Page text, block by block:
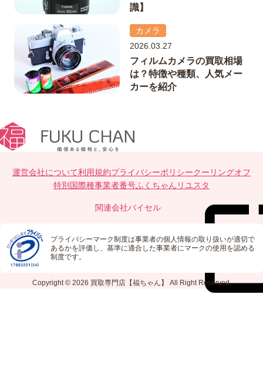
識】
カメラ
2026.03.27
フィルムカメラの買取相場
は？特徴や種類、人気メー
カーを紹介
運営会社について利用規約プライバシーポリシークーリングオフ
特別国際種事業者番号ふくちゃんリユスタ
関連会社バイセル
プライバシーマーク制度は事業者の個人情報の取り扱いが適切で
あるかを評価し、基準に適合した事業者にマークの使用を認める
制度です。
Copyright © 2026 買取専門店【福ちゃん】 All Right Reserved.